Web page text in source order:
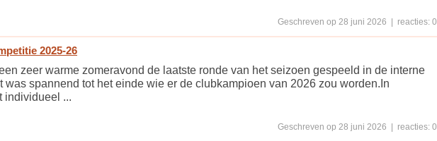
Geschreven op 28 juni 2026 | reacties: 0
2025-26
zeer warme zomeravond de laatste ronde van het seizoen gespeeld in de interne
was spannend tot het einde wie er de clubkampioen van 2026 zou worden.In
individueel ...
Geschreven op 28 juni 2026 | reacties: 0